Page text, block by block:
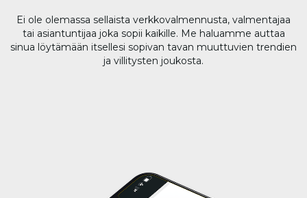
Ei ole olemassa sellaista verkkovalmennusta, valmentajaa
tai asiantuntijaa joka sopii kaikille. Me haluamme auttaa
sinua löytämään itsellesi sopivan tavan muuttuvien trendien
ja villitysten joukosta.